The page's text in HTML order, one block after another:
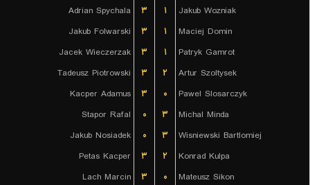
Adrian Spychala
۳ ۱
Jakub Wozniak
Jakub Folwarski
۳ ۱
Maciej Domin
Jacek Wieczerzak
۳ ۱
Patryk Gamrot
Tadeusz Piotrowski
۳ ۲
Artur Szoltysek
Kacper Adamus
۳ ۰
Pawel Slosarczyk
Stapor Rafal
۰ ۳
Michal Minda
Jakub Nosiadek
۰ ۳
Wisniewski Bartlomiej
Petas Kacper
۳ ۲
Konrad Kulpa
Lach Marcin
۳ ۰
Mateusz Sikon